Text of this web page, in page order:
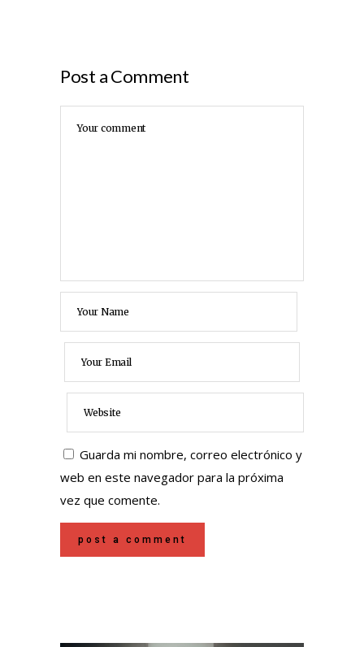
Post a Comment
Guarda mi nombre, correo electrónico y
web en este navegador para la próxima
vez que comente.